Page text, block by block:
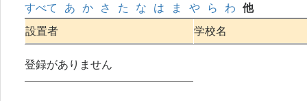
すべて あ か さ た な は ま や ら わ
他
設置者
学校名
登録がありません